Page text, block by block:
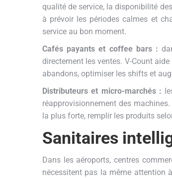
qualité de service, la disponibilité
à prévoir les périodes calmes et
service au bon moment.
Cafés payants et coffee bars :
directement les ventes. V-Count
abandons, optimiser les shifts et
Distributeurs et micro-marchés :
réapprovisionnement des
la plus forte, remplir les produits
Sanitaires
Dans les aéroports, centres
nécessitent pas la même attention